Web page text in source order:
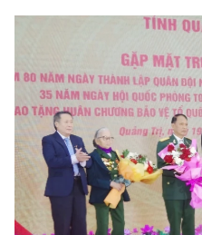
Media Xã hội
Media Pháp luật
Media Du lịch
Media Thế giới